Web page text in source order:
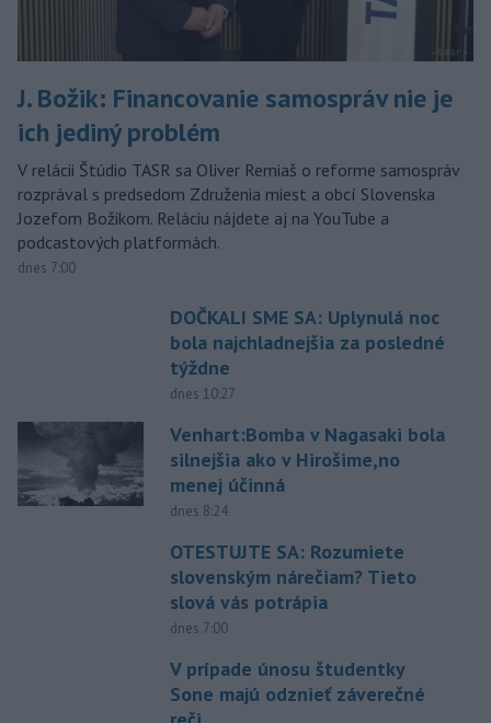
J. Božik: Financovanie samospráv nie je
ich jediný problém
V relácii Štúdio TASR sa Oliver Remiaš o reforme samospráv
rozprával s predsedom Združenia miest a obcí Slovenska
Jozefom Božikom. Reláciu nájdete aj na YouTube a
podcastových platformách.
dnes 7:00
DOČKALI SME SA: Uplynulá noc
bola najchladnejšia za posledné
týždne
dnes 10:27
Venhart:Bomba v Nagasaki bola
silnejšia ako v Hirošime,no
menej účinná
dnes 8:24
OTESTUJTE SA: Rozumiete
slovenským nárečiam? Tieto
slová vás potrápia
dnes 7:00
V prípade únosu študentky
Sone majú odznieť záverečné